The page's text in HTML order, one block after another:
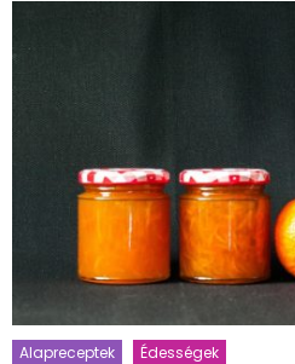
Alapreceptek Édességek